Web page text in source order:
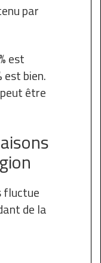
par
est
est bien.
être
fluctue
de la